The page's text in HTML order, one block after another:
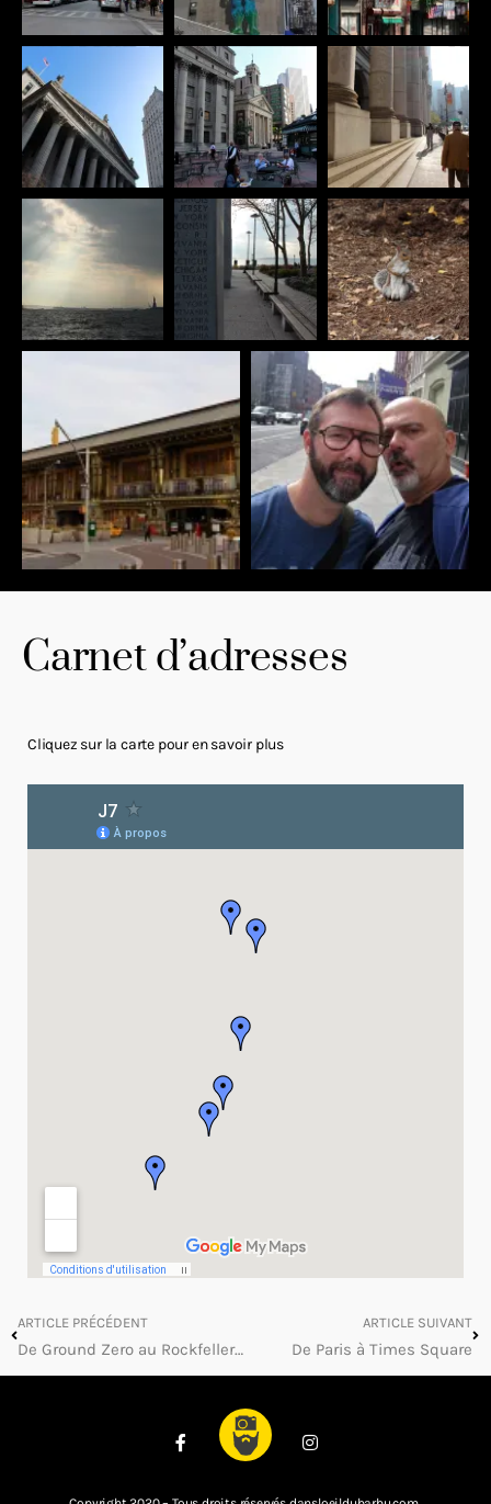
Carnet d’adresses
Cliquez sur la carte pour en savoir plus
ARTICLE PRÉCÉDENT
De Ground Zero au Rockfeller Center
ARTICLE SUIVANT
De Paris à Times Square